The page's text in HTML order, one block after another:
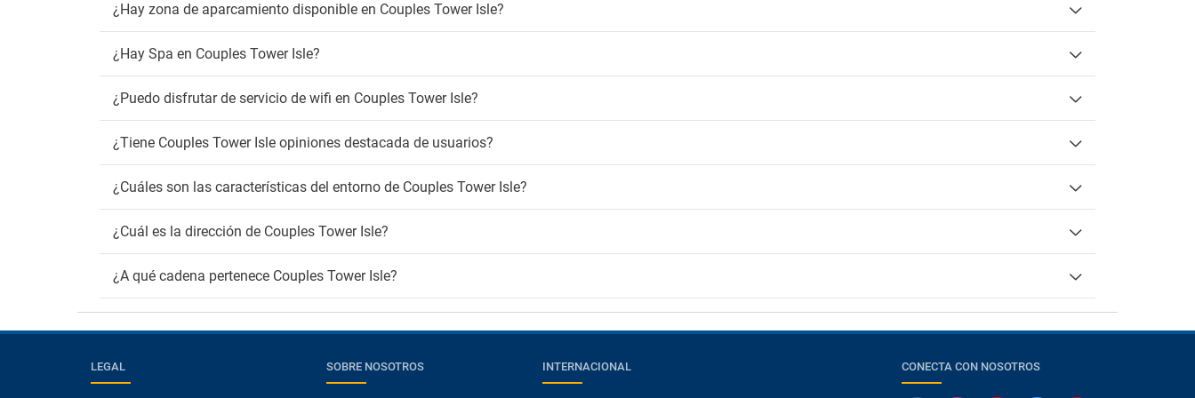
¿Hay zona de aparcamiento disponible en Couples Tower Isle?
¿Hay Spa en Couples Tower Isle?
¿Puedo disfrutar de servicio de wifi en Couples Tower Isle?
¿Tiene Couples Tower Isle opiniones destacada de usuarios?
¿Cuáles son las características del entorno de Couples Tower Isle?
¿Cuál es la dirección de Couples Tower Isle?
¿A qué cadena pertenece Couples Tower Isle?
LEGAL SOBRE NOSOTROS INTERNACIONAL CONECTA CON NOSOTROS